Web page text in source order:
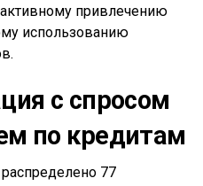
привлечению
использованию
с спросом
по кредитам
77